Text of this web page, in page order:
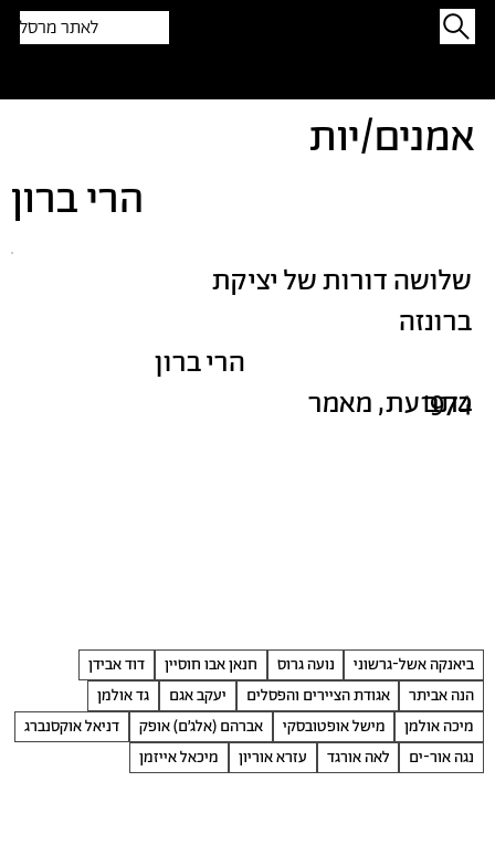
לאתר מרסל
כתב עת, מאמר
שלושה דורות של יציקת
ברונזה
הרי ברון
1974
ביאנקה אשל-גרשוני נועה גרוס חנאן אבו חוסיין
דוד אבידן
הנה אביתר
אגודת הציירים והפסלים יעקב אגם
גד אולמן
מיכה אולמן
מישל אופטובסקי אברהם (אלג׳ם) אופק
דניאל אוקסנברג
נגה אור-ים
לאה אורגד עזרא אוריון מיכאל אייזמן
הרי ברון
אמנים/יות